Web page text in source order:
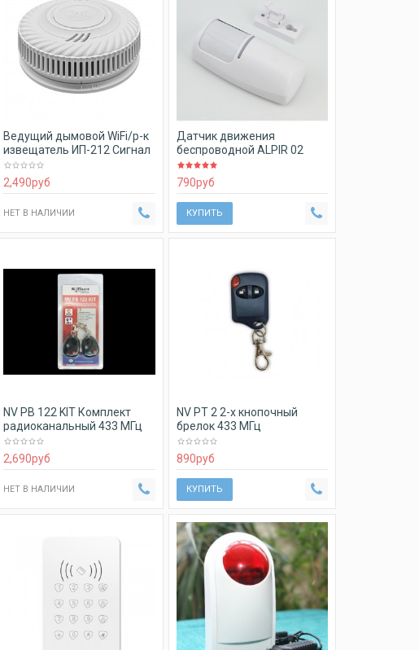
Ведущий дымовой WiFi/р-к
извещатель ИП-212 Сигнал
П-4
2,490руб
НЕТ В НАЛИЧИИ
Датчик движения
беспроводной ALPIR 02
790руб
КУПИТЬ
NV PB 122 KIT Комплект
радиоканальный 433 МГц
2,690руб
НЕТ В НАЛИЧИИ
NV PT 2 2-х кнопочный
брелок 433 МГц
890руб
КУПИТЬ